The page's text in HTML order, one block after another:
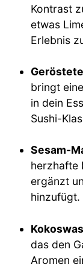
Kontrast
etwas
Erlebnis
bringt
in dein
Sushi-
Sesam-
herzhafte
ergänzt
hinzufügt.
das den
Aromen